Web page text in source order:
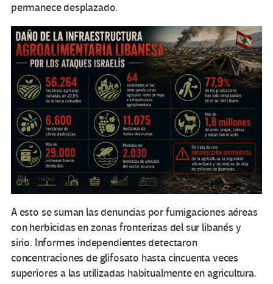
permanece desplazado.
A esto se suman las denuncias por fumigaciones aéreas
con herbicidas en zonas fronterizas del sur libanés y
sirio. Informes independientes detectaron
concentraciones de glifosato hasta cincuenta veces
superiores a las utilizadas habitualmente en agricultura.